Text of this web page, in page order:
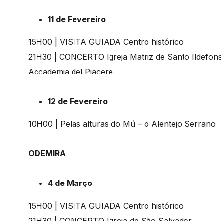
11 de Fevereiro
15H00 | VISITA GUIADA Centro histórico
21H30 | CONCERTO Igreja Matriz de Santo
Accademia del Piacere
12 de Fevereiro
10H00 | Pelas alturas do Mú – o Alentejo Serrano
ODEMIRA
4 de Março
15H00 | VISITA GUIADA Centro histórico